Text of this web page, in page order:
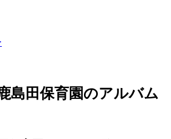
島田保育園のアルバム